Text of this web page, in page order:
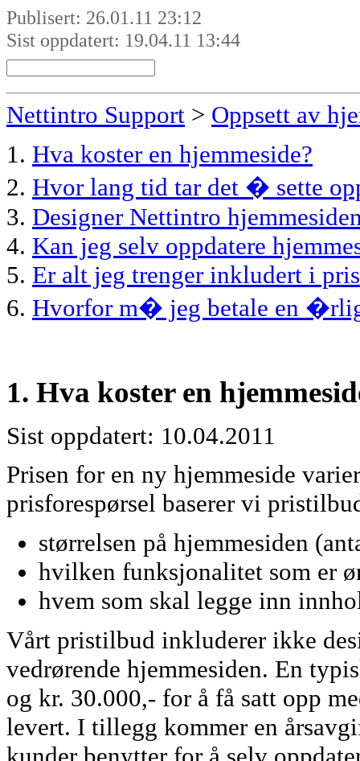
Publisert: 26.01.11 23:12
Sist oppdatert: 19.04.11 13:44
Nettintro Support > Oppsett av
1. Hva koster en hjemmeside?
2. Hvor lang tid tar det � sette
3. Designer Nettintro
4. Kan jeg selv oppdatere
5. Er alt jeg trenger inkludert i
6. Hvorfor m� jeg betale en
1. Hva koster en
Sist oppdatert: 10.04.2011
Prisen for en ny hjemmeside
prisforespørsel baserer vi
størrelsen på hjemmesiden
hvilken funksjonalitet som er
hvem som skal legge inn
Vårt pristilbud inkluderer ikke
vedrørende hjemmesiden. En
og kr. 30.000,- for å få satt opp
levert. I tillegg kommer en